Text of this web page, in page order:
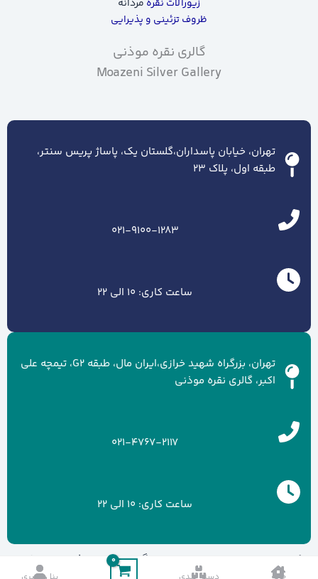
زیورآلات نقره مردانه
ظروف تزئینی و پذیرایی
گالری نقره موذنی
Moazeni Silver Gallery
تهران، خیابان پاسداران،گلستان یک، پاساژ پریس سنتر،
طبقه اول، پلاک ۲۳
021-9100-1283
ساعت کاری: 10 الی 22
تهران، بزرگراه شهید خرازی،ایران مال، طبقه G2، تیمچه علی
اکبر، گالری نقره موذنی
021-4767-2117
ساعت کاری: 10 الی 22
کلیه حقوق سایت متعلق به برند گالری نقره موذنی می باشد.